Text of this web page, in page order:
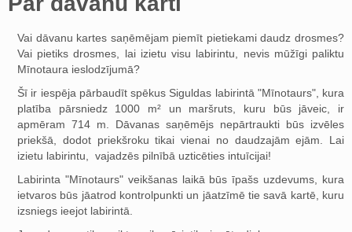
Vai dāvanu kartes saņēmējam piemīt pietiekami daudz drosmes?
Vai pietiks drosmes, lai izietu visu labirintu, nevis mūžīgi paliktu
Mīnotaura ieslodzījumā?
Šī ir iespēja pārbaudīt spēkus Siguldas labirintā "Mīnotaurs", kura
platība pārsniedz 1000 m² un maršruts, kuru būs jāveic, ir
apmēram 714 m. Dāvanas saņēmējs nepārtraukti būs izvēles
priekšā, dodot priekšroku tikai vienai no daudzajām ejām. Lai
izietu labirintu, vajadzēs pilnībā uzticēties intuīcijai!
Labirinta "Mīnotaurs" veikšanas laikā būs īpašs uzdevums, kura
ietvaros būs jāatrod kontrolpunkti un jāatzīmē tie savā kartē, kuru
izsniegs ieejot labirintā.